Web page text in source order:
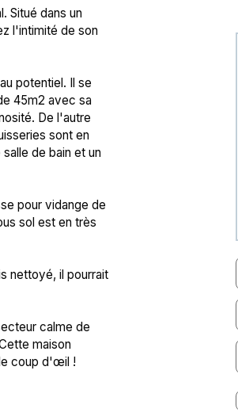
Situé dans un
l'intimité de son
potentiel. Il se
45m2 avec sa
De l'autre
sont en
de bain et un
pour vidange de
sol est en très
nettoyé, il pourrait
calme de
maison
coup d'œil !